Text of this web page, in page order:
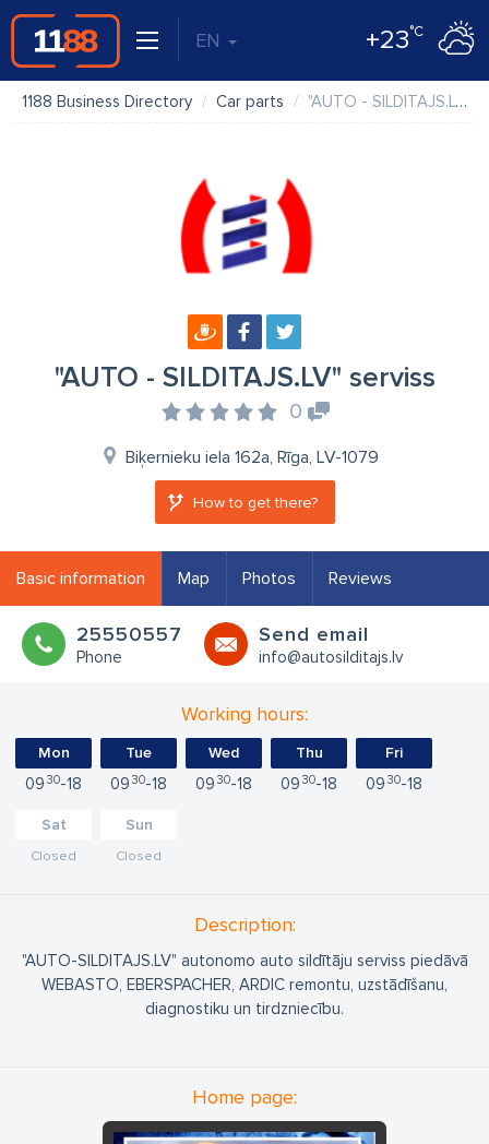
EN +23°C
1188 Business Directory Car parts "AUTO - SILDITAJS.LV" serviss
"AUTO - SILDITAJS.LV" serviss
0
Biķernieku iela 162a, Rīga, LV-1079
How to get there?
Basic information Map Photos Reviews
25550557
Phone
Send email
info@autosilditajs.lv
Working hours:
Mon
09 30 18
Tue
09 30 18
Wed
09 30 18
Thu
09 30 18
Fri
09 30 18
Sat
Closed
Sun
Closed
Description:
"AUTO-SILDITAJS.LV" autonomo auto sildītāju serviss piedāvā
WEBASTO, EBERSPACHER, ARDIC remontu, uzstādīšanu,
diagnostiku un tirdzniecību.
Home page: